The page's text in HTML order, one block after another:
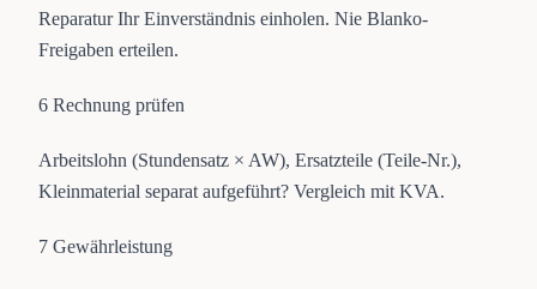
Reparatur Ihr Einverständnis einholen. Nie Blanko-
Freigaben erteilen.
6 Rechnung prüfen
Arbeitslohn (Stundensatz × AW), Ersatzteile (Teile-Nr.),
Kleinmaterial separat aufgeführt? Vergleich mit KVA.
7 Gewährleistung